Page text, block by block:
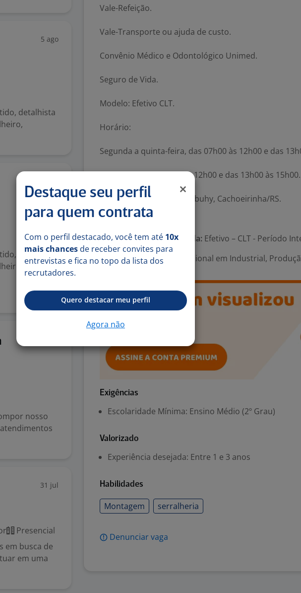
5 ago
detalhista
detalhista
nosso
31 jul
Presencial
em busca de
em uma
Vale-Refeição.
Vale-Transporte ou ajuda de custo.
Convênio Médico e Odontológico Unimed.
Seguro de Vida.
Modelo: Efetivo CLT.
Horário:
Segunda a quinta-feira, das 07h00 às 12h00 e das
Sexta-feira, das 07h00 às 12h00 e das 13h00 às 15h00.
Local: Presencial – Vila Imbuhy, Cachoeirinha/RS.
Número de vagas:
Tipo de contrato e Jornada: Efetivo – CLT - Período
Área Profissional:
Operacional em Industrial,
Exigências
Escolaridade Mínima: Ensino Médio (2º Grau)
Valorizado
Experiência desejada: Entre 1 e 3 anos
Habilidades
Montagem serralheria
Denunciar vaga
Destaque seu perfil
para quem contrata
Com o perfil destacado, você tem até 10x
mais chances de receber convites para
entrevistas e fica no topo da lista dos
recrutadores.
Quero destacar meu perfil
Agora não